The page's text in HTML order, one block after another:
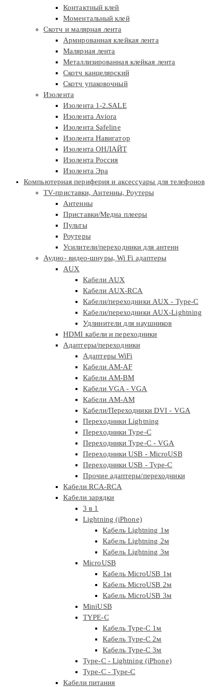
Контактный клей
Моментальный клей
Скотч и малярная лента
Армированная клейкая лента
Малярная лента
Металлизированная клейкая лента
Скотч канцелярский
Скотч упаковочный
Изолента
Изолента 1-2.SALE
Изолента Aviora
Изолента Safeline
Изолента Навигатор
Изолента ОНЛАЙТ
Изолента Россия
Изолента Эра
Компьютерная периферия и аксессуары для телефонов
TV-приставки, Антенны, Роутеры
Антенны
Приставки/Медиа плееры
Пульты
Роутеры
Усилители/переходники для антенн
Аудио- видео-шнуры, Wi Fi адаптеры
AUX
Кабели AUX
Кабели AUX-RCA
Кабели/переходники AUX - Type-C
Кабели/переходники AUX-Lightning
Удлинители для наушников
HDMI кабели и переходники
Адаптеры/переходники
Адаптеры WiFi
Кабели AM-AF
Кабели AM-BM
Кабели VGA - VGA
Кабели АМ-АМ
Кабели/Переходники DVI - VGA
Переходники Lightning
Переходники Type-C
Переходники Type-C - VGA
Переходники USB - MicroUSB
Переходники USB - Type-C
Прочие адаптеры/переходники
Кабели RCA-RCA
Кабели зарядки
3 в 1
Lightning (iPhone)
Кабель Lightning 1м
Кабель Lightning 2м
Кабель Lightning 3м
MicroUSB
Кабель MicroUSB 1м
Кабель MicroUSB 2м
Кабель MicroUSB 3м
MiniUSB
TYPE-C
Кабель Type-C 1м
Кабель Type-C 2м
Кабель Type-C 3м
Type-C - Lightning (iPhone)
Type-C - Type-C
Кабели питания